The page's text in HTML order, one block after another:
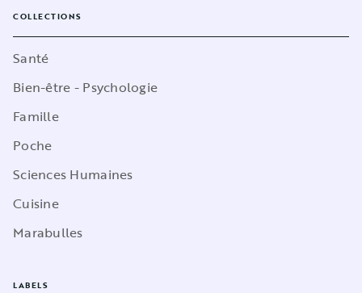
COLLECTIONS
Santé
Bien-être - Psychologie
Famille
Poche
Sciences Humaines
Cuisine
Marabulles
LABELS